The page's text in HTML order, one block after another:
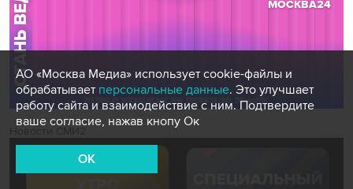
АО «Москва Медиа» использует cookie-файлы и
обрабатывает персональные данные. Это улучшает
работу сайта и взаимодействие с ним. Подтвердите
ваше согласие, нажав кнопу Ок
OK